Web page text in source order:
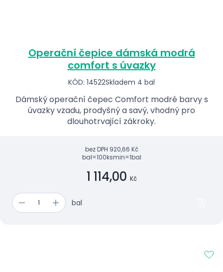
Operační čepice dámská modrá
comfort s úvazky
KÓD: 14522Skladem 4 bal
Dámský operační čepec Comfort modré barvy s
úvazky vzadu, prodyšný a savý, vhodný pro
dlouhotrvající zákroky.
bez DPH 920,66 Kč
bal=100ksmin=1bal
1 114,00 Kč
bal